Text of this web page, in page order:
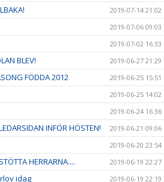
2019-07-14 21:02
2019-07-06 09:03
2019-07-02 16:33
BLEV! 2019-06-27 21:29
FÖDDA 2012 2019-06-25 15:51
2019-06-25 14:02
2019-06-24 16:36
INFÖR HÖSTEN! 2019-06-21 09:06
2019-06-20 23:54
HERRARNA.... 2019-06-19 22:27
idag 2019-06-19 22:19